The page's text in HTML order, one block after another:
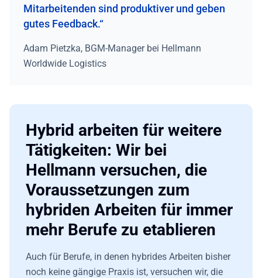
Mitarbeitenden sind produktiver und geben
gutes Feedback.“
Adam Pietzka, BGM-Manager bei Hellmann
Worldwide Logistics
Hybrid arbeiten für weitere
Tätigkeiten: Wir bei
Hellmann versuchen, die
Voraussetzungen zum
hybriden Arbeiten für immer
mehr Berufe zu etablieren
Auch für Berufe, in denen hybrides Arbeiten bisher
noch keine gängige Praxis ist, versuchen wir, die